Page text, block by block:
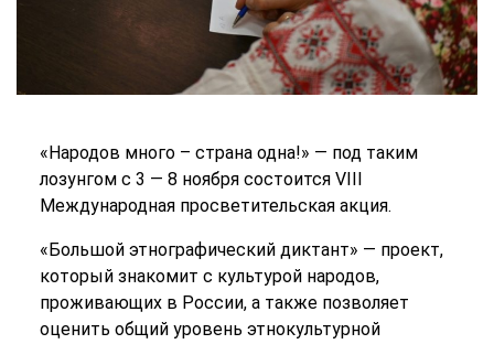
«Народов много – страна одна!» — под таким
лозунгом с 3 — 8 ноября состоится VIII
Международная просветительская акция.
«Большой этнографический диктант» — проект,
который знакомит с культурой народов,
проживающих в России, а также позволяет
оценить общий уровень этнокультурной